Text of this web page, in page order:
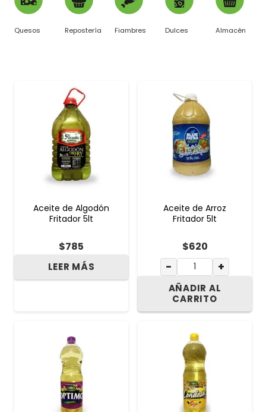
Quesos Repostería Fiambres Dulces Almacén
Aceite de Algodón
Fritador 5lt
$785
LEER MÁS
Aceite de Arroz
Fritador 5lt
$620
− +
AÑADIR AL
CARRITO